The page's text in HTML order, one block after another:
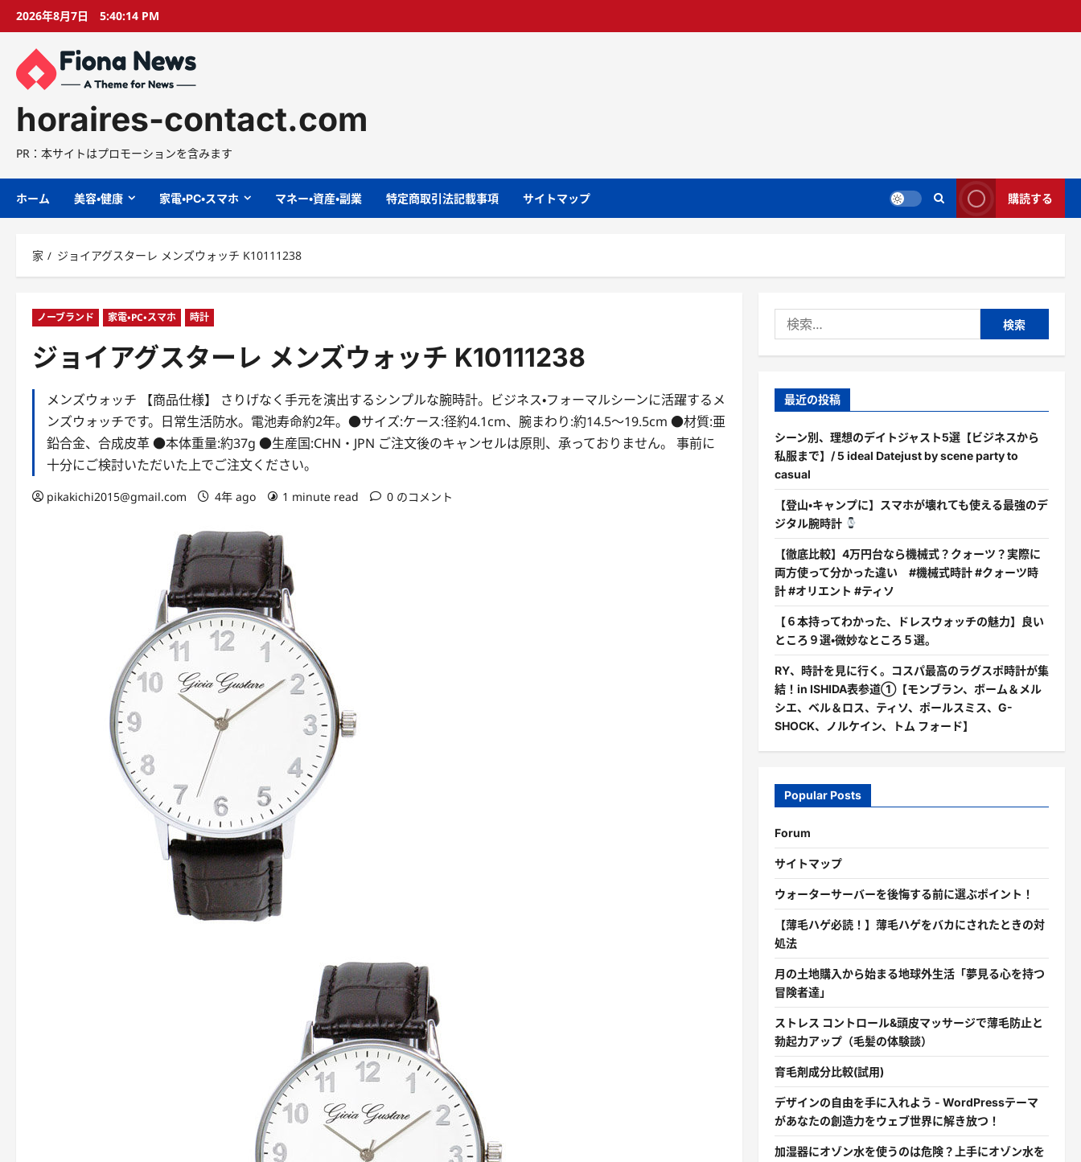
プ
2026年8月7日 5:40:15 PM
horaires-contact.com
PR：本サイトはプロモーションを含みます
ホーム 美容・健康 家電・PC・スマホ マネー・資産・副業 特定商取引法記載事項 サイトマップ 購読する
家 ジョイアグスターレ メンズウォッチ K10111238
ノーブランド 家電・PC・スマホ 時計
ジョイアグスターレ メンズウォッチ K10111238
メンズウォッチ 【商品仕様】 さりげなく手元を演出するシンプルな腕時計。ビジネス・フォーマルシーンに活躍するメ
ンズウォッチです。日常生活防水。電池寿命約2年。●サイズ:ケース:径約4.1cm、腕まわり:約14.5～19.5cm ●材質:亜
鉛合金、合成皮革 ●本体重量:約37g ●生産国:CHN・JPN ご注文後のキャンセルは原則、承っておりません。 事前に
十分にご検討いただいた上でご注文ください。
pikakichi2015@gmail.com 4年 ago 1 minute read 0 のコメント
索:
最近の投稿
シーン別、理想のデイトジャスト5選【ビジネスから
私服まで】/ 5 ideal Datejust by scene party to
casual
【登山・キャンプに】スマホが壊れても使える最強のデ
ジタル腕時計
【徹底比較】4万円台なら機械式？クォーツ？実際に
両方使って分かった違い #機械式時計 #クォーツ時
計 #オリエント #ティソ
【６本持ってわかった、ドレスウォッチの魅力】良い
ところ９選・微妙なところ５選。
RY、時計を見に行く。コスパ最高のラグスポ時計が集
結！in ISHIDA表参道①【モンブラン、ボーム＆メル
シエ、ベル＆ロス、ティソ、ポールスミス、G-
SHOCK、ノルケイン、トム フォード】
Popular Posts
Forum
サイトマップ
ウォーターサーバーを後悔する前に選ぶポイント！
【薄毛ハゲ必読！】薄毛ハゲをバカにされたときの対
処法
月の土地購入から始まる地球外生活「夢見る心を持つ
冒険者達」
ストレス コントロール&頭皮マッサージで薄毛防止と
勃起力アップ（毛髪の体験談）
育毛剤成分比較(試用)
デザインの自由を手に入れよう - WordPressテーマ
があなたの創造力をウェブ世界に解き放つ！
加湿器にオゾン水を使うのは危険？上手にオゾン水を